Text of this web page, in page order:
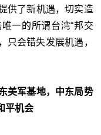
供了新机遇，切实造
一的所谓台湾“邦交
只会错失发展机遇，
美军基地，中东局势
平机会